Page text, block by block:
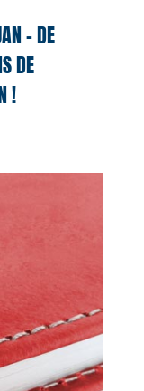
– DE
DE
!